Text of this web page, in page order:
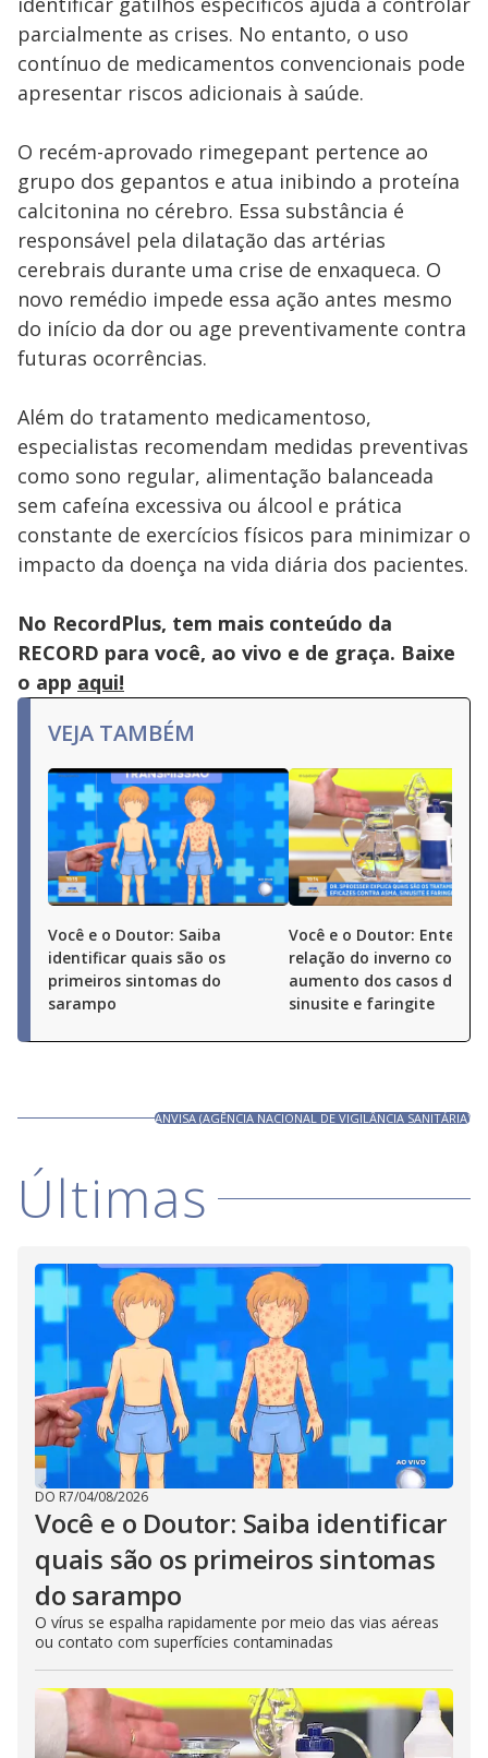
parcialmente as crises. No entanto, o uso
contínuo de medicamentos convencionais pode
apresentar riscos adicionais à saúde.
O recém-aprovado rimegepant pertence ao
grupo dos gepantos e atua inibindo a proteína
calcitonina no cérebro. Essa substância é
responsável pela dilatação das artérias
cerebrais durante uma crise de enxaqueca. O
novo remédio impede essa ação antes mesmo
do início da dor ou age preventivamente contra
futuras ocorrências.
Além do tratamento medicamentoso,
especialistas recomendam medidas preventivas
como sono regular, alimentação balanceada
sem cafeína excessiva ou álcool e prática
constante de exercícios físicos para minimizar o
impacto da doença na vida diária dos pacientes.
No RecordPlus, tem mais conteúdo da
RECORD para você, ao vivo e de graça. Baixe
o app aqui!
VEJA TAMBÉM
Você e o Doutor: Saiba
identificar quais são os
primeiros sintomas do
sarampo
Você e o Doutor: Entenda
relação do inverno com o
aumento dos casos de
sinusite e faringite
ANVISA (AGÊNCIA NACIONAL DE VIGILÂNCIA SANITÁRIA)
Últimas
DO R7/04/08/2026
Você e o Doutor: Saiba identificar
quais são os primeiros sintomas
do sarampo
O vírus se espalha rapidamente por meio das vias aéreas
ou contato com superfícies contaminadas